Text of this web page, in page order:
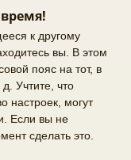
к другому
вы. В этом
пояс на тот, в
Учтите, что
настроек, могут
Если вы не
сделать это.